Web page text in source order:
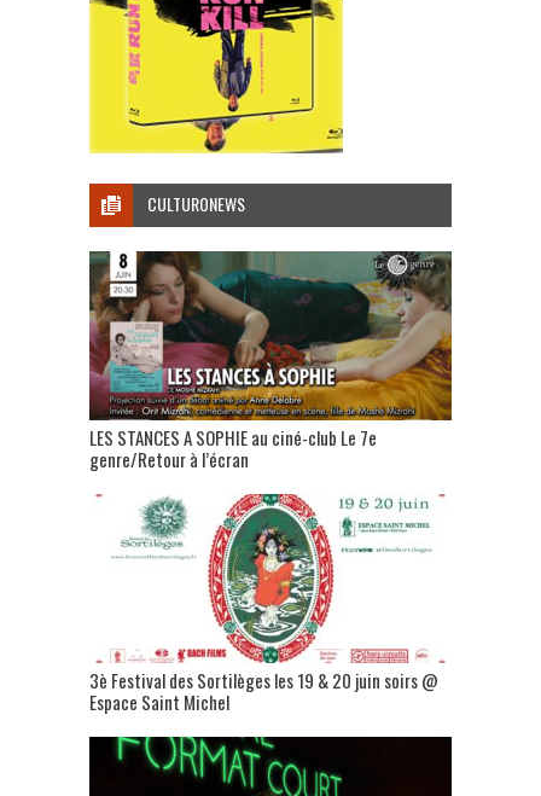
CULTURONEWS
LES STANCES A SOPHIE au ciné-club Le 7e
genre/Retour à l’écran
3è Festival des Sortilèges les 19 & 20 juin soirs @
Espace Saint Michel